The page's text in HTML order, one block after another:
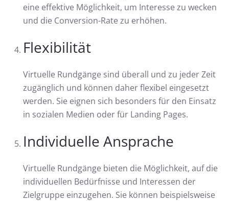
eine effektive Möglichkeit, um Interesse zu wecken
und die Conversion-Rate zu erhöhen.
Flexibilität
Virtuelle Rundgänge sind überall und zu jeder Zeit
zugänglich und können daher flexibel eingesetzt
werden. Sie eignen sich besonders für den Einsatz
in sozialen Medien oder für Landing Pages.
Individuelle Ansprache
Virtuelle Rundgänge bieten die Möglichkeit, auf die
individuellen Bedürfnisse und Interessen der
Zielgruppe einzugehen. Sie können beispielsweise